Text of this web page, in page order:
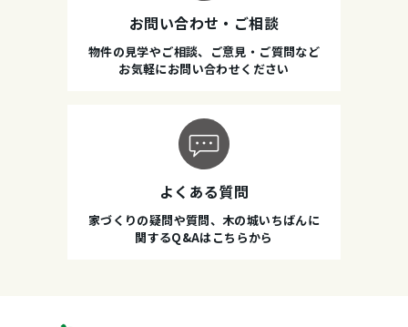
お問い合わせ・ご相談
物件の見学やご相談、ご意見・ご質問など
お気軽にお問い合わせください
よくある質問
家づくりの疑問や質問、木の城いちばんに
関するQ&Aはこちらから